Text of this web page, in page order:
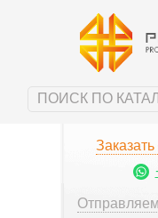
Заказать